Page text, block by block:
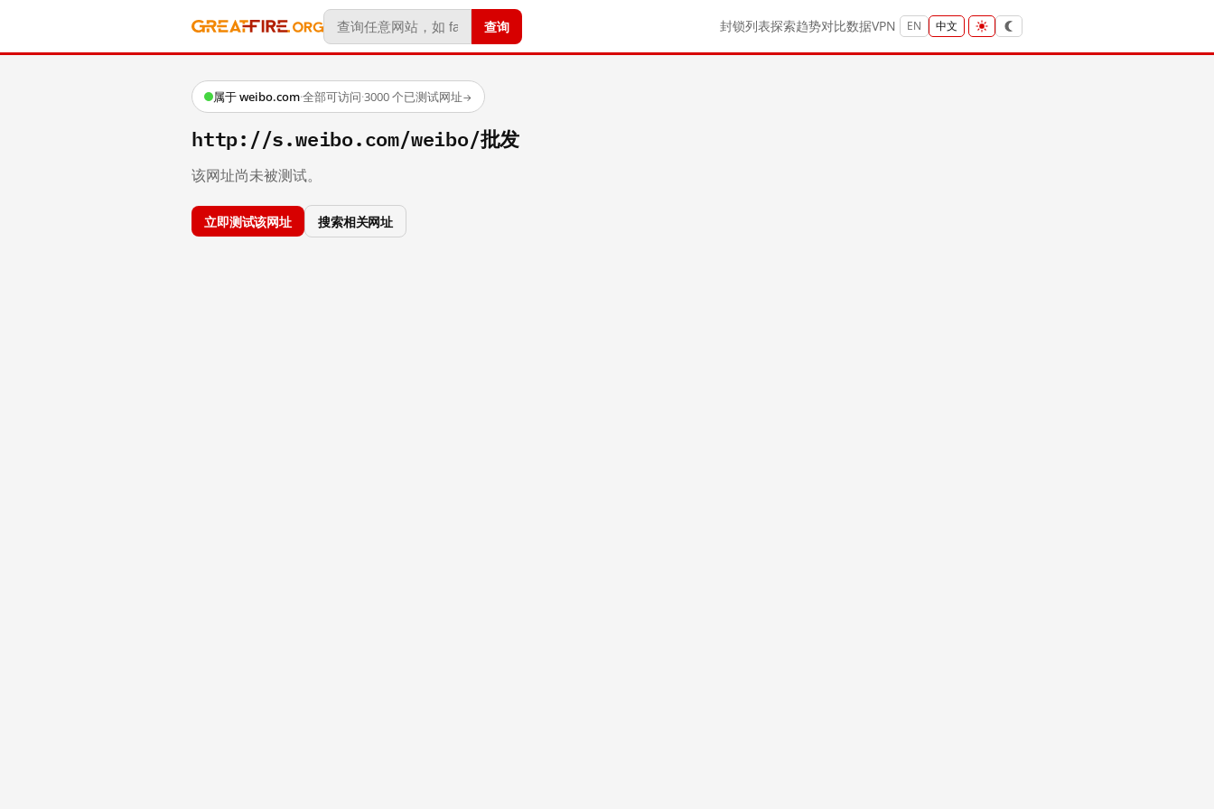
查询 封锁列表探索趋势对比数据VPN EN 中文
属于 weibo.com·全部可访问·3000 个已测试网址→
http://s.weibo.com/weibo/批发
该网址尚未被测试。
立即测试该网址 搜索相关网址